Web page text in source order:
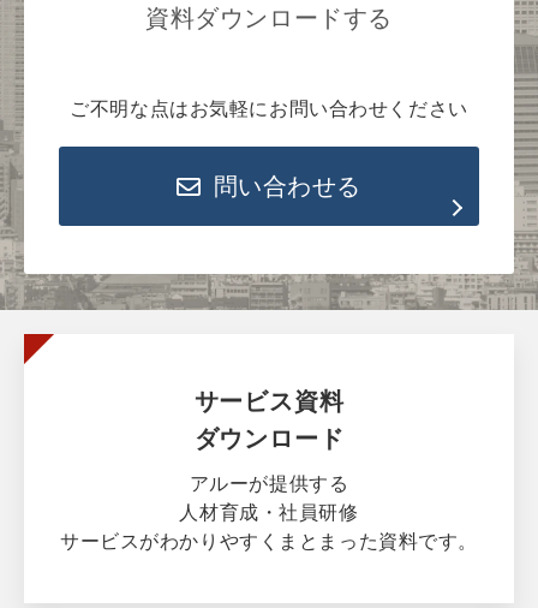
資料ダウンロードする
ご不明な点はお気軽にお問い合わせください
問い合わせる
サービス資料
ダウンロード
アルーが提供する
人材育成・社員研修
サービスがわかりやすくまとまった資料です。